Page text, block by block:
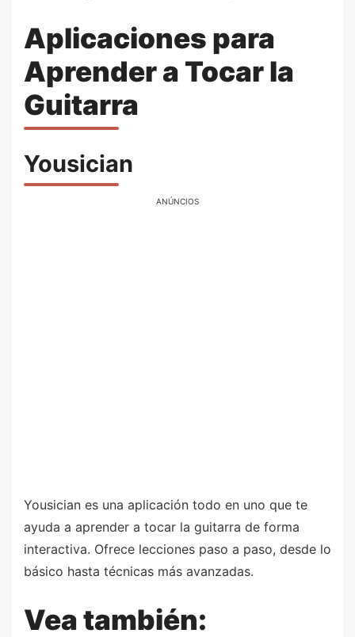
Aplicaciones para
Aprender a Tocar la
Guitarra
Yousician
ANÚNCIOS
Yousician es una aplicación todo en uno que te
ayuda a aprender a tocar la guitarra de forma
interactiva. Ofrece lecciones paso a paso, desde lo
básico hasta técnicas más avanzadas.
Vea también: